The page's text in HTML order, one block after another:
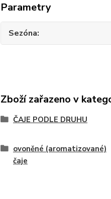
Parametry
Sezóna
Zboží zařazeno v
ČAJE PODLE DRUHU
ovoněné (aromatizované)
čaje